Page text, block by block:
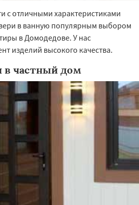
Ивантеевка
с отличными характеристиками
в ванную популярным выбором
в Домодедове. У нас
изделий высокого качества.
в частный дом